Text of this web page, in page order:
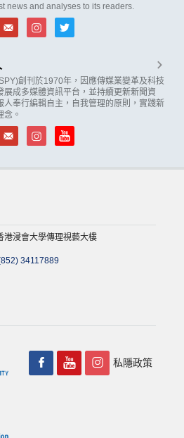
news and analyses to its readers.
創刊於1970年，因應傳媒業變革及科技
展成多媒體資訊平台，並持續更新新聞資
人奉行編輯自主，自我管理的原則，實踐新
念。
港浸會大學傳理視藝大樓
34117889
私隱政策